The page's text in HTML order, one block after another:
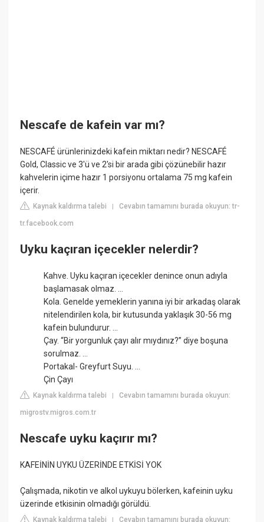
Nescafe de kafein var mı?
NESCAFÉ ürünlerinizdeki kafein miktarı nedir? NESCAFÉ
Gold, Classic ve 3'ü ve 2'si bir arada gibi çözünebilir hazır
kahvelerin içime hazır 1 porsiyonu ortalama 75 mg kafein
içerir.
Kaynak kaldırma talebi |Cevabın tamamını burada okuyun: tr-
tr.facebook.com
Uyku kaçıran içecekler nelerdir?
Kahve. Uyku kaçıran içecekler denince onun adıyla
başlamasak olmaz. ...
Kola. Genelde yemeklerin yanına iyi bir arkadaş olarak
nitelendirilen kola, bir kutusunda yaklaşık 30-56 mg
kafein bulundurur. ...
Çay. “Bir yorgunluk çayı alır mıydınız?” diye boşuna
sorulmaz. ...
Portakal- Greyfurt Suyu. ...
Çin Çayı
Kaynak kaldırma talebi |Cevabın tamamını burada okuyun:
migrostv.migros.com.tr
Nescafe uyku kaçırır mı?
KAFEİNİN UYKU ÜZERİNDE ETKİSİ YOK
Çalışmada, nikotin ve alkol uykuyu bölerken, kafeinin uyku
üzerinde etkisinin olmadığı görüldü.
Kaynak kaldırma talebi |Cevabın tamamını burada okuyun: